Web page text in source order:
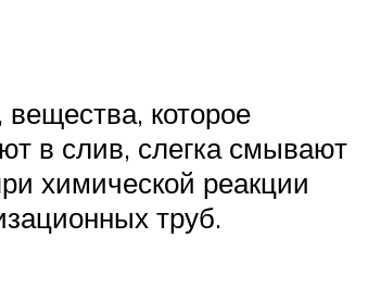
которое
в слив, слегка смывают
химической реакции
труб.